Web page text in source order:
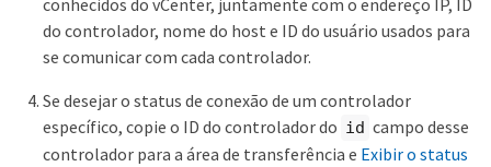
do controlador, nome do host e ID do usuário usados para
se comunicar com cada controlador.
Se desejar o status de conexão de um controlador
específico, copie o ID do controlador do id campo desse
controlador para a área de transferência e Exibir o status